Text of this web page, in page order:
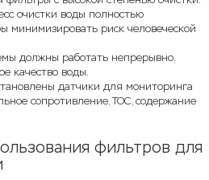
очистки воды полностью
минимизировать риск человеческой
должны работать непрерывно,
качество воды.
датчики для мониторинга
сопротивление, TOC, содержание
фильтров для